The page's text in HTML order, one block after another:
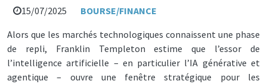
15/07/2025
BOURSE/FINANCE
Alors que les marchés technologiques connaissent une phase
de repli, Franklin Templeton estime que l’essor de
l’intelligence artificielle – en particulier l’IA générative et
agentique – ouvre une fenêtre stratégique pour les